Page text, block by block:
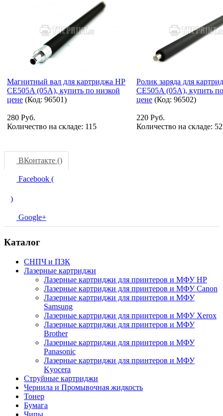
Магнитный вал для картриджа HP
CE505A (05A), купить по низкой
цене (Код: 96501)
280 Руб.
Количество на складе: 115
Ролик заряда для
CE505A (05A), купить
цене (Код: 96502)
220 Руб.
Количество на складе: 52
ВКонтакте ()
Facebook (
)
Google+
Каталог
СНПЧ и ПЗК
Лазерные картриджи
Лазерные картриджи для принтеров и МФУ HP
Лазерные картриджи для принтеров и МФУ Canon
Лазерные картриджи для принтеров и МФУ
Samsung
Лазерные картриджи для принтеров и МФУ Xerox
Лазерные картриджи для принтеров и МФУ
Brother
Лазерные картриджи для принтеров и МФУ
Panasonic
Лазерные картриджи для принтеров и МФУ
Kyocera
Струйные картриджи
Чернила и Промывочная жидкость
Тонер
Бумага
Чипы